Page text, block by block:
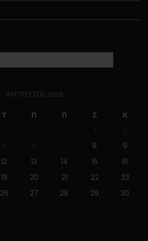
ΑΎΓΟΥΣΤΟΣ 2026
Τ Π Π Σ
Κ
1
2
5 6 7 8
9
12 13 14 15
16
19 20 21 22
23
26 27 28 29
30